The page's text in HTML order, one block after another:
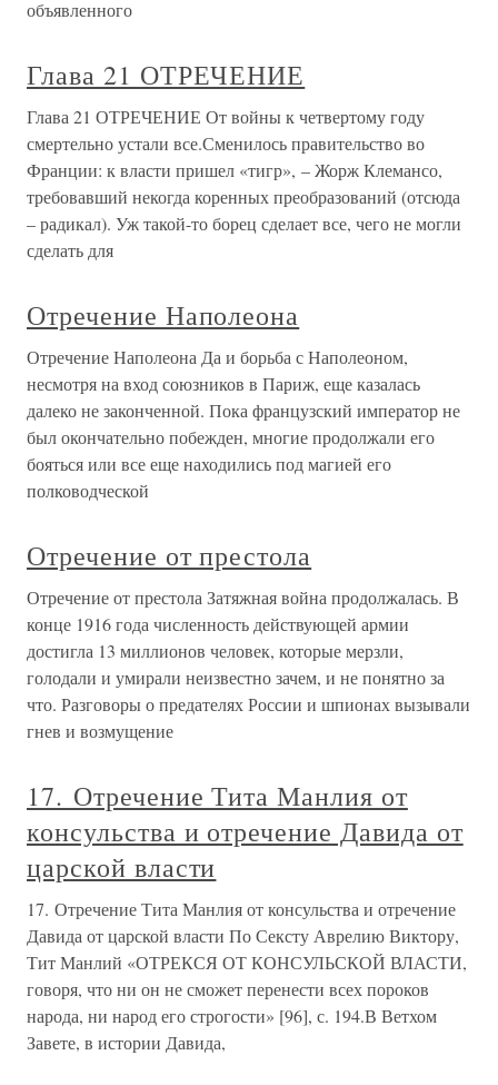
объявленного
Глава 21 ОТРЕЧЕНИЕ
Глава 21 ОТРЕЧЕНИЕ От войны к четвертому году
смертельно устали все.Сменилось правительство во
Франции: к власти пришел «тигр», – Жорж Клемансо,
требовавший некогда коренных преобразований (отсюда
– радикал). Уж такой-то борец сделает все, чего не могли
сделать для
Отречение Наполеона
Отречение Наполеона Да и борьба с Наполеоном,
несмотря на вход союзников в Париж, еще казалась
далеко не законченной. Пока французский император не
был окончательно побежден, многие продолжали его
бояться или все еще находились под магией его
полководческой
Отречение от престола
Отречение от престола Затяжная война продолжалась. В
конце 1916 года численность действующей армии
достигла 13 миллионов человек, которые мерзли,
голодали и умирали неизвестно зачем, и не понятно за
что. Разговоры о предателях России и шпионах вызывали
гнев и возмущение
17. Отречение Тита Манлия от
консульства и отречение Давида от
царской власти
17. Отречение Тита Манлия от консульства и отречение
Давида от царской власти По Сексту Аврелию Виктору,
Тит Манлий «ОТРЕКСЯ ОТ КОНСУЛЬСКОЙ ВЛАСТИ,
говоря, что ни он не сможет перенести всех пороков
народа, ни народ его строгости» [96], с. 194.В Ветхом
Завете, в истории Давида,